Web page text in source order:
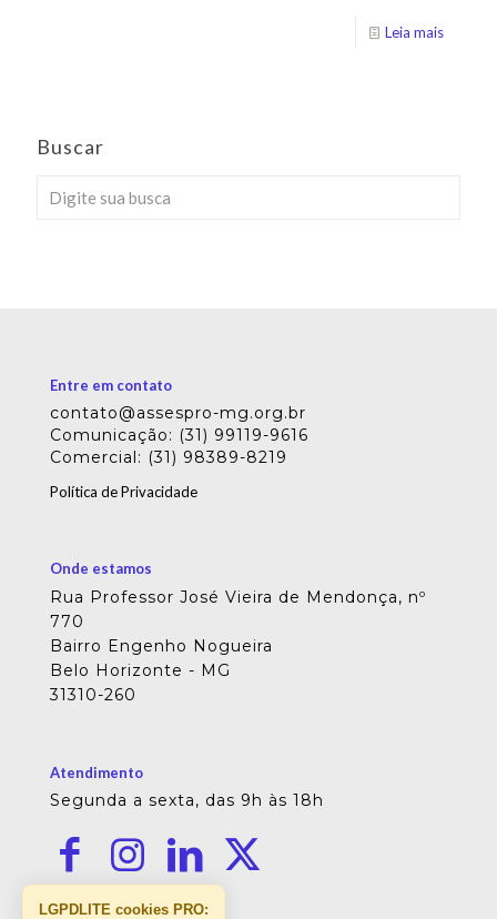
Leia mais
Buscar
Entre em contato
contato@assespro-mg.org.br
Comunicação: (31) 99119-9616
Comercial: (31) 98389-8219
Política de Privacidade
Onde estamos
Rua Professor José Vieira de Mendonça, nº
770
Bairro Engenho Nogueira
Belo Horizonte - MG
31310-260
Atendimento
Segunda a sexta, das 9h às 18h
LGPDLITE cookies PRO: